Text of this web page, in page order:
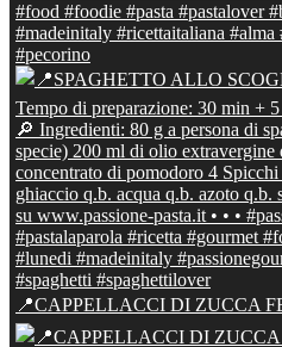
📍CAPPELLACCI DI ZUCCA